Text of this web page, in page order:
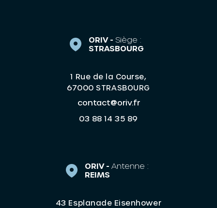
ORIV - Siège :
STRASBOURG
1 Rue de la Course,
67000 STRASBOURG
contact@oriv.fr
03 88 14 35 89
ORIV - Antenne :
REIMS
43 Esplanade Eisenhower